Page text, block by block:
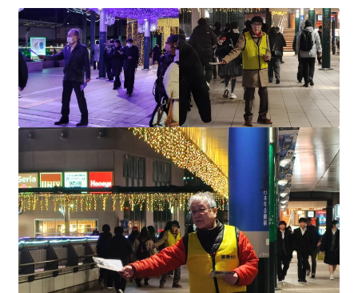
ギャラリー_2025.3.23
ギャラリー_2026.3.15
原発ゼロと未来
原発動向
原発 日誌
2022.7.15東電・株主訴訟 経営陣に13兆円賠償命令
2022.8.1 福島第一原発 汚染配管撤去 失敗続きで計画
断念